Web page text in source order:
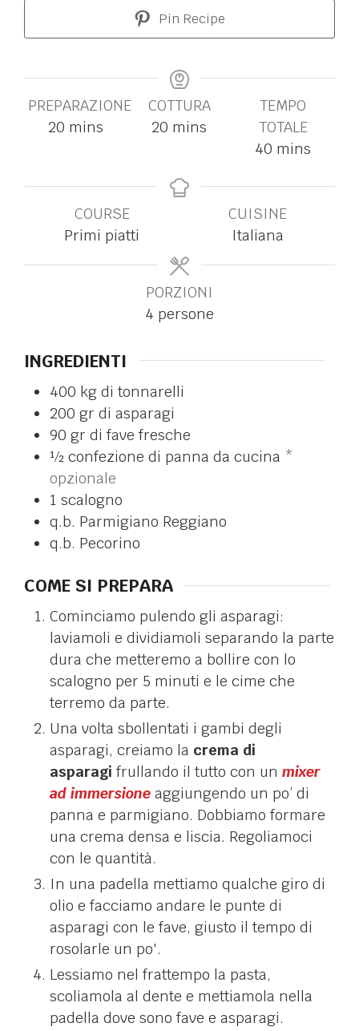
Pin Recipe
PREPARAZIONE
20 mins
COTTURA
20 mins
TEMPO
TOTALE
40 mins
COURSE
Primi piatti
CUISINE
Italiana
PORZIONI
4 persone
INGREDIENTI
400 kg di tonnarelli
200 gr di asparagi
90 gr di fave fresche
½ confezione di panna da cucina *
opzionale
1 scalogno
q.b. Parmigiano Reggiano
q.b. Pecorino
COME SI PREPARA
Cominciamo pulendo gli asparagi:
laviamoli e dividiamoli separando la parte
dura che metteremo a bollire con lo
scalogno per 5 minuti e le cime che
terremo da parte.
Una volta sbollentati i gambi degli
asparagi, creiamo la crema di
asparagi frullando il tutto con un mixer
ad immersione aggiungendo un po’ di
panna e parmigiano. Dobbiamo formare
una crema densa e liscia. Regoliamoci
con le quantità.
In una padella mettiamo qualche giro di
olio e facciamo andare le punte di
asparagi con le fave, giusto il tempo di
rosolarle un po'.
Lessiamo nel frattempo la pasta,
scoliamola al dente e mettiamola nella
padella dove sono fave e asparagi.